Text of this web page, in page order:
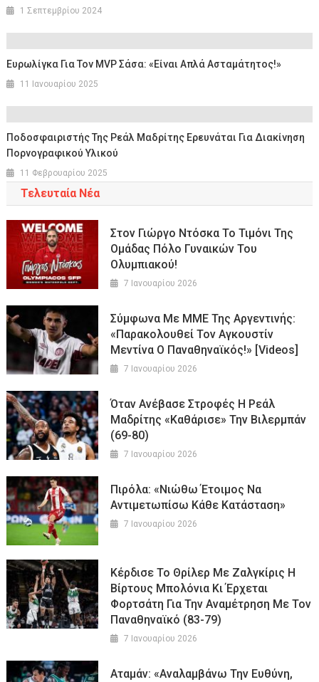
1 Σεπτεμβρίου 2024
Ευρωλίγκα Για Τον MVP Σάσα: «Είναι Απλά Ασταμάτητος!»
11 Ιανουαρίου 2025
Ποδοσφαιριστής Της Ρεάλ Μαδρίτης Ερευνάται Για Διακίνηση
Πορνογραφικού Υλικού
11 Φεβρουαρίου 2025
Τελευταία Νέα
Στον Γιώργο Ντόσκα Το Τιμόνι Της
Ομάδας Πόλο Γυναικών Του
Ολυμπιακού!
7 Ιανουαρίου 2026
Σύμφωνα Με ΜΜΕ Της Αργεντινής:
«Παρακολουθεί Τον Αγκουστίν
Μεντίνα Ο Παναθηναϊκός!» [Videos]
7 Ιανουαρίου 2026
Όταν Ανέβασε Στροφές Η Ρεάλ
Μαδρίτης «καθάρισε» Την Βιλερμπάν
(69-80)
7 Ιανουαρίου 2026
Πιρόλα: «Νιώθω Έτοιμος Να
Αντιμετωπίσω Κάθε Κατάσταση»
7 Ιανουαρίου 2026
Κέρδισε Το Θρίλερ Με Ζαλγκίρις Η
Βίρτους Μπολόνια Κι Έρχεται
Φορτσάτη Για Την Αναμέτρηση Με Τον
Παναθηναϊκό (83-79)
7 Ιανουαρίου 2026
Αταμάν: «Αναλαμβάνω Την Ευθύνη,